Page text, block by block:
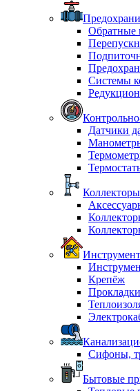
Обратные
Системы
Датчики
Крепёж
Сифоны,
Бытовые